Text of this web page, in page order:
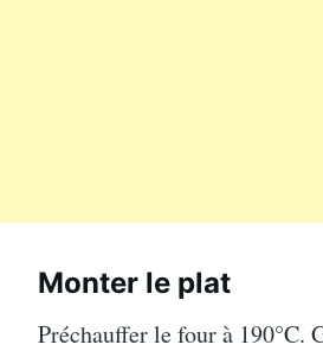
Monter le plat
Préchauffer le four à 190°C.